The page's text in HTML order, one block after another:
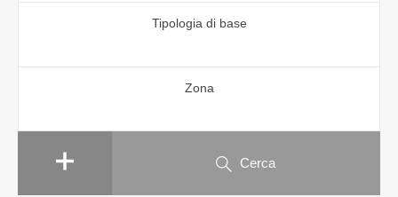
Tipologia di base
Zona
Cerca